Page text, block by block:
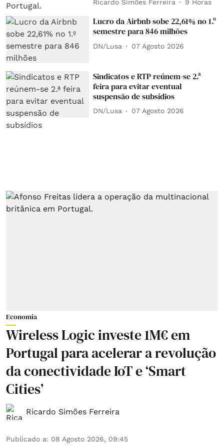
Ricardo Simões Ferreira 9 Horas
Lucro da Airbnb sobe 22,61% no 1.º
semestre para 846 milhões
DN/Lusa 07 Agosto 2026
Sindicatos e RTP reúnem-se 2.ª
feira para evitar eventual
suspensão de subsídios
DN/Lusa 07 Agosto 2026
Economia
Wireless Logic investe 1M€ em
Portugal para acelerar a revolução
da conectividade IoT e ‘Smart
Cities’
Ricardo Simões Ferreira
Publicado a: 08 Agosto 2026, 09:45